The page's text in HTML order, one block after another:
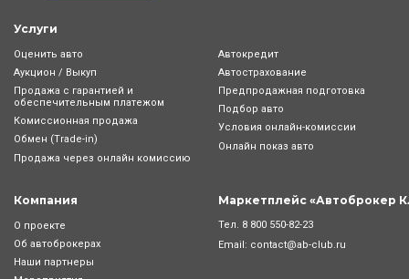
Услуги
Оценить авто
Аукцион / Выкуп
Продажа с гарантией и
обеспечительным платежом
Комиссионная продажа
Обмен (Trade-in)
Продажа через онлайн комиссию
Автокредит
Автострахование
Предпродажная подготовка
Подбор авто
Условия онлайн-комиcсии
Онлайн показ авто
Компания
О проекте
Об автоброкерах
Наши партнеры
Маркетплейс «Автоброкер
Тел. 8 800 550-82-23
Email: contact@ab-club.ru